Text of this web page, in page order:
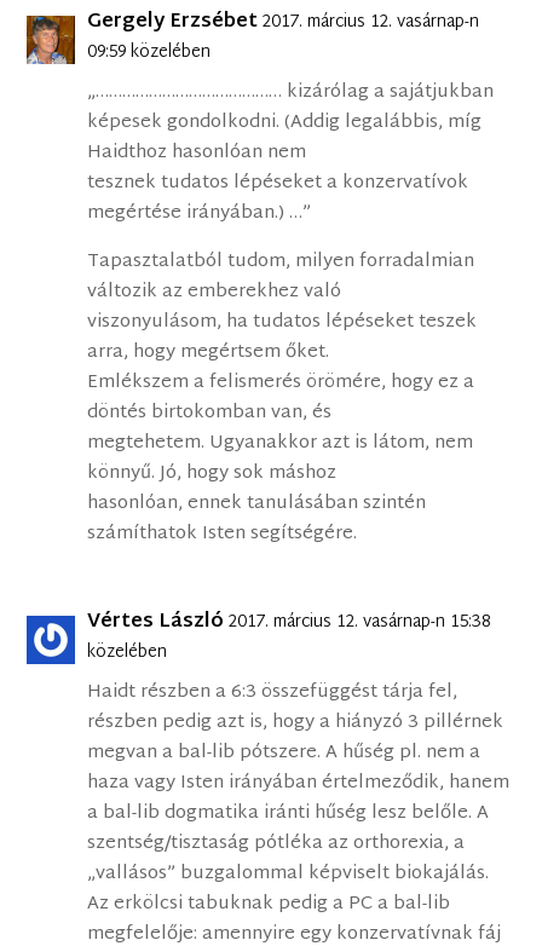
Gergely Erzsébet2017. március 12. vasárnap-n
09:59 közelében
„…………………………………… kizárólag a sajátjukban
képesek gondolkodni. (Addig legalábbis, míg
Haidthoz hasonlóan nem
tesznek tudatos lépéseket a konzervatívok
megértése irányában.) …”
Tapasztalatból tudom, milyen forradalmian
változik az emberekhez való
viszonyulásom, ha tudatos lépéseket teszek
arra, hogy megértsem őket.
Emlékszem a felismerés örömére, hogy ez a
döntés birtokomban van, és
megtehetem. Ugyanakkor azt is látom, nem
könnyű. Jó, hogy sok máshoz
hasonlóan, ennek tanulásában szintén
számíthatok Isten segítségére.
Vértes László 2017. március 12. vasárnap-n 15:38
közelében
Haidt részben a 6:3 összefüggést tárja fel,
részben pedig azt is, hogy a hiányzó 3 pillérnek
megvan a bal-lib pótszere. A hűség pl. nem a
haza vagy Isten irányában értelmeződik, hanem
a bal-lib dogmatika iránti hűség lesz belőle. A
szentség/tisztaság pótléka az orthorexia, a
„vallásos” buzgalommal képviselt biokajálás.
Az erkölcsi tabuknak pedig a PC a bal-lib
megfelelője: amennyire egy konzervatívnak fáj